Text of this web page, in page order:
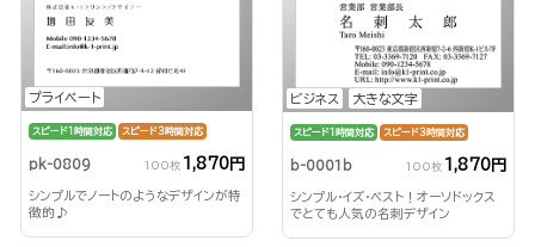
プライベート
スピード1時間対応 スピード3時間対応
pk-0809 100枚 1,870円
シンプルでノートのようなデザインが特
徴的♪
ビジネス 大きな文字
スピード1時間対応 スピード3時間対応
b-0001b 100枚 1,870円
シンプル・イズ・ベスト！オーソドックス
でとても人気の名刺デザイン